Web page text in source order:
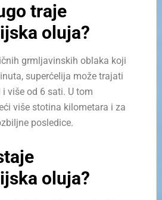
traje
oluja?
grmljavinskih oblaka koji
superćelija može trajati
više od 6 sati. U tom
više stotina kilometara i za
posledice.
oluja?